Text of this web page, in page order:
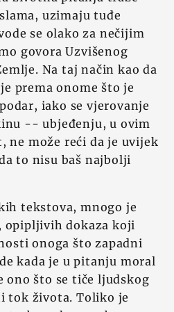
uzimaju tuđe
se olako za nečijim
govora Uzvišenog
Na taj način kao da
prema onome što je
iako se vjerovanje
-- ubjeđenju, u ovim
ne može reći da je uvijek
to nisu baš najbolji
tekstova, mnogo je
dokaza koji
onoga što zapadni
kada je u pitanju moral
ono što se tiče ljudskog
tok života. Toliko je